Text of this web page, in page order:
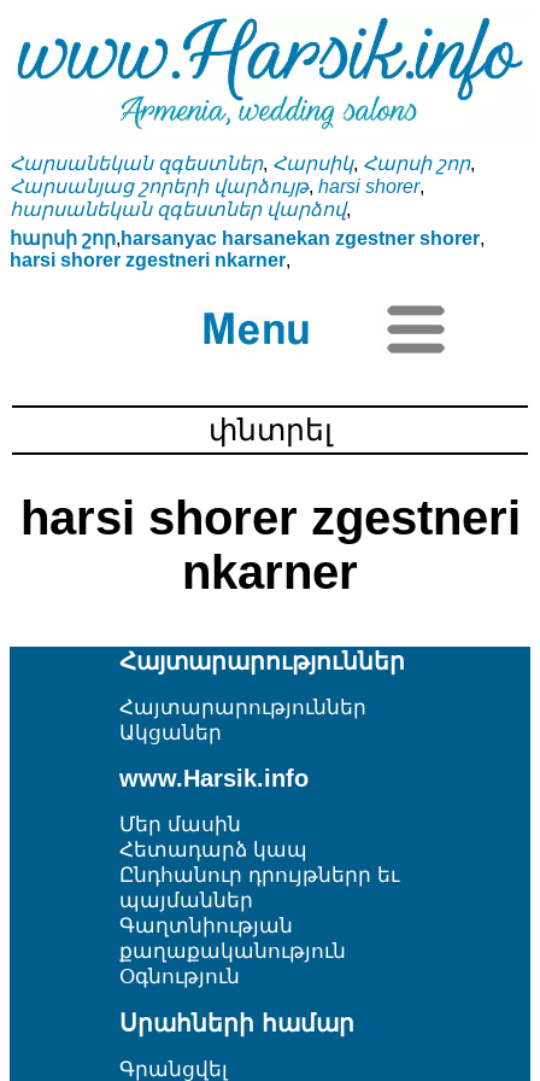
Հարսանեկան զգեստներ, Հարսիկ, Հարսի շոր,
Հարսանյաց շորերի վարձույթ, harsi shorer,
հարսանեկան զգեստներ վարձով,
հարսի շոր, harsanyac harsanekan zgestner shorer,
harsi shorer zgestneri nkarner,
harsi shorer zgestneri
nkarner
Հայտարարություններ
Հայտարարություններ
Ակցաներ
www.Harsik.info
Մեր մասին
Հետադարձ կապ
Ընդհանուր դրույթներր եւ
պայմաններ
Գաղտնիության
քաղաքականություն
Օգնություն
Սրահների համար
Գրանցվել